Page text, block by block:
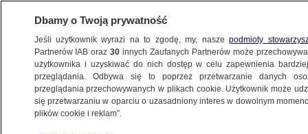
BIZNES
DLA FIRM
Dbamy o Twoją prywatność
Jeśli użytkownik wyrazi na to zgodę, my, naszepodmioty
Partnerów IAB oraz30 innych Zaufanych Partnerów może
użytkownika i uzyskiwać do nich dostęp w celu zapewnienia
przeglądania. Odbywa się to poprzez przetwarzanie danych
przeglądania przechowywanych w plikach cookie. Użytkownik może
się przetwarzaniu w oparciu o uzasadniony interes w dowolnym
plików cookie i reklam”.